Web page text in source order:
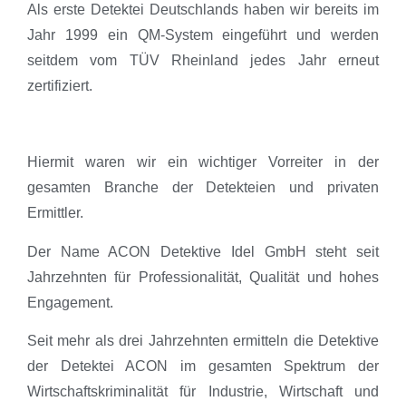
Als erste Detektei Deutschlands haben wir bereits im
Jahr 1999 ein QM-System eingeführt und werden
seitdem vom TÜV Rheinland jedes Jahr erneut
zertifiziert.
Hiermit waren wir ein wichtiger Vorreiter in der
gesamten Branche der Detekteien und privaten
Ermittler.
Der Name ACON Detektive Idel GmbH steht seit
Jahrzehnten für Professionalität, Qualität und hohes
Engagement.
Seit mehr als drei Jahrzehnten ermitteln die Detektive
der Detektei ACON im gesamten Spektrum der
Wirtschaftskriminalität für Industrie, Wirtschaft und